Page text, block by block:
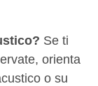
Se ti
orienta
o su